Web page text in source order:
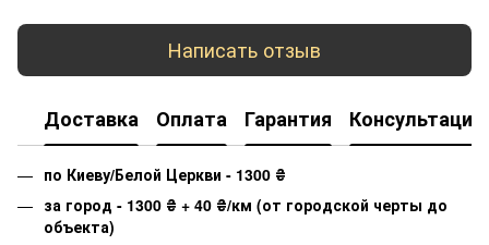
Написать отзыв
Доставка Оплата Гарантия Консультация
по Киеву/Белой Церкви - 1300 ₴
за город - 1300 ₴ + 40 ₴/км (от городской черты до
объекта)